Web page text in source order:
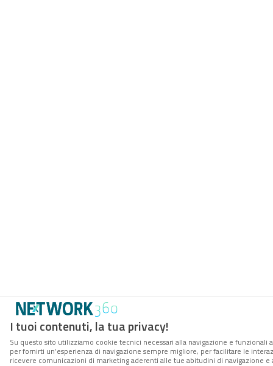
I tuoi contenuti, la tua privacy!
Su questo sito utilizziamo cookie tecnici necessari alla navigazione e funzionali
per fornirti un’esperienza di navigazione sempre migliore, per facilitare le
ricevere comunicazioni di marketing aderenti alle tue abitudini di navigazione e